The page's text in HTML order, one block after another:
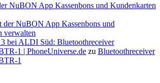
NuBON App Kassenbons und Kundenkarten
der NuBON App Kassenbons und
verwalten
bei ALDI Süd: Bluetoothreceiver
1 | PhoneUniverse.de zu Bluetoothreceiver
1